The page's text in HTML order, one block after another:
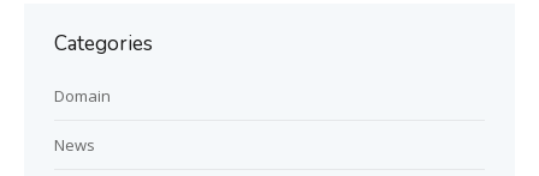
Categories
Domain
News